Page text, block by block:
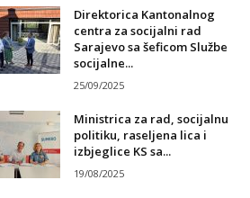
Direktorica Kantonalnog
centra za socijalni rad
Sarajevo sa šeficom Službe
socijalne...
25/09/2025
Ministrica za rad, socijalnu
politiku, raseljena lica i
izbjeglice KS sa...
19/08/2025